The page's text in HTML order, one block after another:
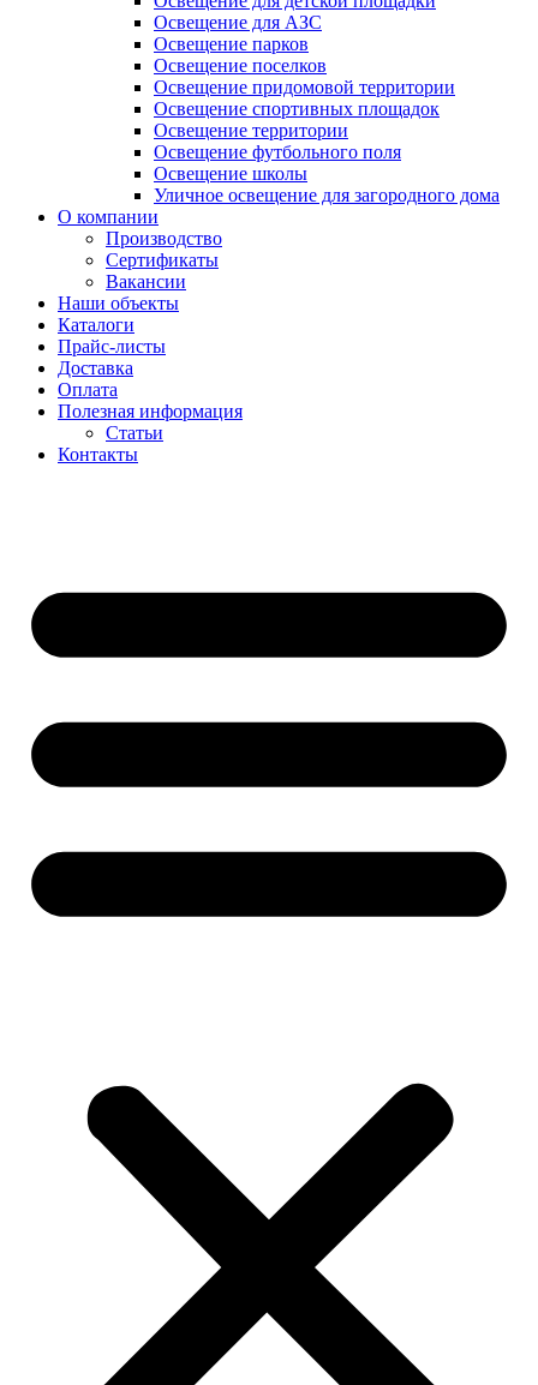
Освещение для АЗС
Освещение парков
Освещение поселков
Освещение придомовой территории
Освещение спортивных площадок
Освещение территории
Освещение футбольного поля
Освещение школы
Уличное освещение для загородного дома
О компании
Производство
Сертификаты
Вакансии
Наши объекты
Каталоги
Прайс-листы
Доставка
Оплата
Полезная информация
Статьи
Контакты